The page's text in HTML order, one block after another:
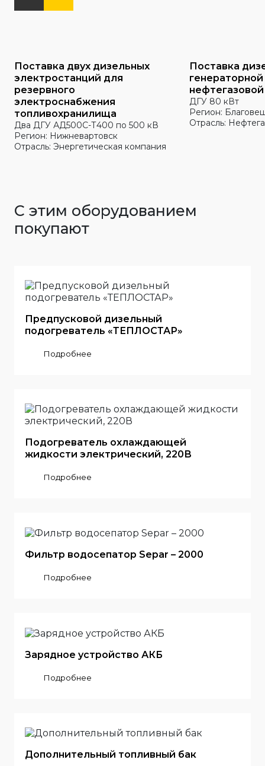
Поставка двух дизельных
электростанций для
резервного
электроснабжения
топливохранилища
Два ДГУ АД500С-Т400 по 500 кВ
Регион: Нижневартовск
Отрасль: Энергетическая компания
Поставка
ДГУ 80 кВт
Регион:
Отрасль:
С этим оборудованием
покупают
Предпусковой дизельный
подогреватель «ТЕПЛОСТАР»
Подробнее
Подогреватель охлаждающей
жидкости электрический, 220В
Подробнее
Фильтр водосепатор Separ – 2000
Подробнее
Зарядное устройство АКБ
Подробнее
Дополнительный топливный бак